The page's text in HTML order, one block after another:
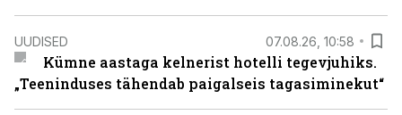
UUDISED 07.08.26, 10:58
Kümne aastaga kelnerist hotelli tegevjuhiks.
„Teeninduses tähendab paigalseis tagasiminekut“